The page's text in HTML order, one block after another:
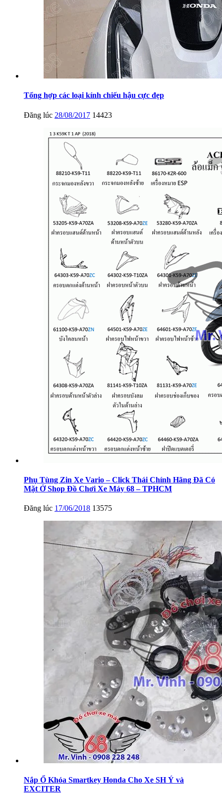
Tổng hợp các loại kính chiếu hậu cực đẹp
Đăng lúc 28/08/2017 14423
Phụ Tùng Zin Xe Vario – Click Thái Chính Hãng Đã Có
Mặt Ở Shop Đồ Chơi Xe Máy 68 – TPHCM
Đăng lúc 17/06/2018 13575
Nắp Ổ Khóa Smartkey Honda Cho Xe SH Ý và
EXCITER